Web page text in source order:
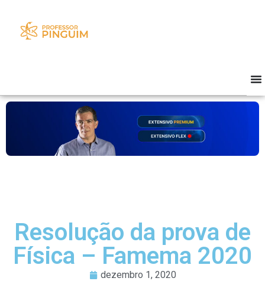
Resolução da prova de
Física – Famema 2020
dezembro 1, 2020